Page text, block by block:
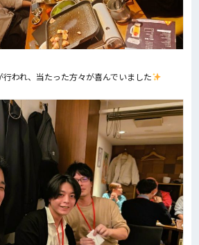
われ、当たった方々が喜んでいました